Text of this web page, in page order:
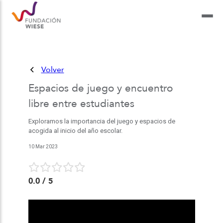
Volver
Espacios de juego y encuentro
libre entre estudiantes
Exploramos la importancia del juego y espacios de
acogida al inicio del año escolar.
10 Mar 2023
0.0/ 5